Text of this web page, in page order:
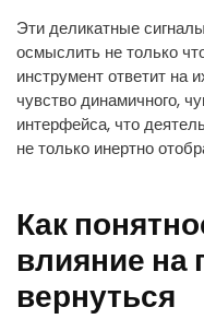
Эти деликатные
осмыслить не только
инструмент ответит на
чувство динамичного,
интерфейса, что
не только инертно
Как
влияние на
вернуться